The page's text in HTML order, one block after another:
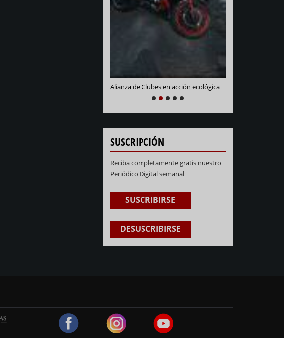
Alianza de Clubes en acción ecológica
PREVIOUS
SUSCRIPCIÓN
Reciba completamente gratis nuestro
Periódico Digital semanal
SUSCRIBIRSE
DESUSCRIBIRSE